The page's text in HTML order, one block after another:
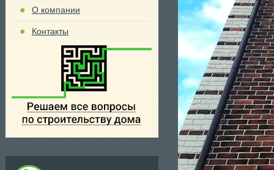
О компании
Контакты